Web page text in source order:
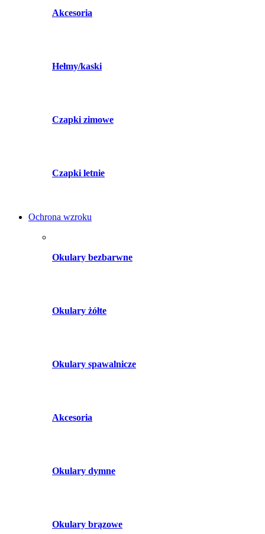
Akcesoria
Hełmy/kaski
Czapki zimowe
Czapki letnie
Ochrona wzroku
Okulary bezbarwne
Okulary żółte
Okulary spawalnicze
Akcesoria
Okulary dymne
Okulary brązowe